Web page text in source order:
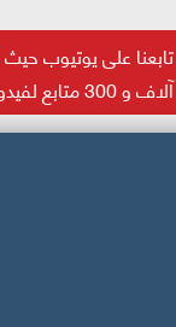
آلاف و 300 متابع لفيدوهاتنا